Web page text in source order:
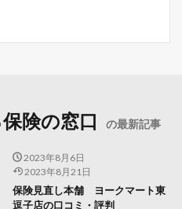
険の窓口 の最新記事
2023年8月6日
2023年8月21日
保険見直し本舗 ヨークマート東
逗子店の口コミ・評判